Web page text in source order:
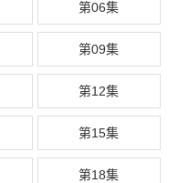
第06集
第09集
第12集
第15集
第18集